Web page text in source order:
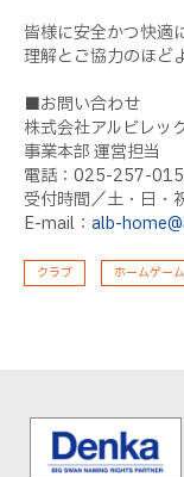
皆様に安全かつ快適
理解とご協力のほど
■お問い合わせ
株式会社アルビレッ
事業本部 運営担当
電話：025-257-
受付時間／土・日
E-mail： alb-
クラブ ホームゲーム